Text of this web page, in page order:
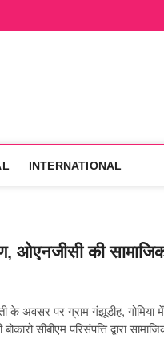
INTERNATIONAL
ओएनजीसी की
के अवसर पर ग्राम गंझूडीह,
सीबीएम परिसंपत्ति द्वारा